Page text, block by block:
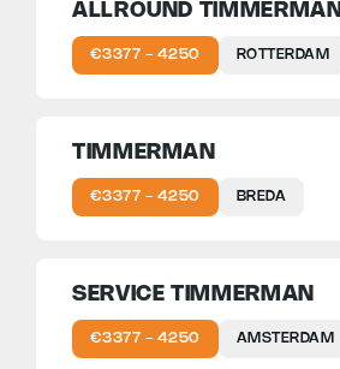
ALLROUND TIMMERMAN
€3377 - 4250 ROTTERDAM
TIMMERMAN
€3377 - 4250 BREDA
SERVICE TIMMERMAN
€3377 - 4250 AMSTERDAM